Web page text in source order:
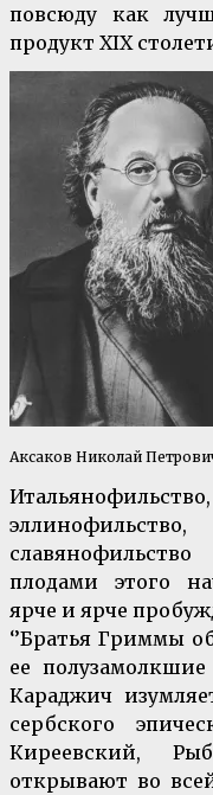
повсюду как
продукт XIX
Аксаков Николай
плодами этого
ярче и ярче
‘’Братья Гриммы
ее
Караджич
сербского
Киреевский,
открывают во